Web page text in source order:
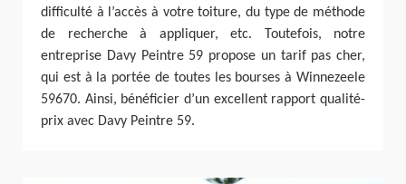
difficulté à l’accès à votre toiture, du type de méthode
de recherche à appliquer, etc. Toutefois, notre
entreprise Davy Peintre 59 propose un tarif pas cher,
qui est à la portée de toutes les bourses à Winnezeele
59670. Ainsi, bénéficier d’un excellent rapport qualité-
prix avec Davy Peintre 59.